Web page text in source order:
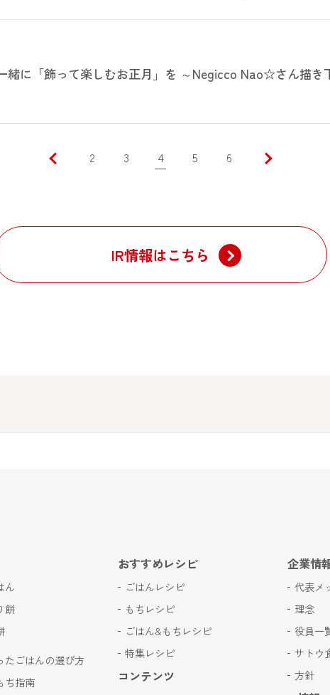
緒に「飾って楽しむお正月」を ～Negicco Nao☆さん描き
2 3 4 5 6
IR情報はこちら
ん
餅
たごはんの選び方
ち指南
おすすめレシピ
ごはんレシピ
もちレシピ
ごはん&もちレシピ
特集レシピ
コンテンツ
企業情
代表メ
理念
役員一
サトウ
方針